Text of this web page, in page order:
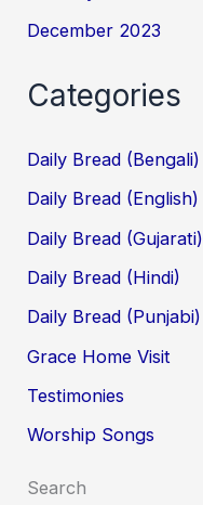
December 2023
Categories
Daily Bread (Bengali)
Daily Bread (English)
Daily Bread (Gujarati)
Daily Bread (Hindi)
Daily Bread (Punjabi)
Grace Home Visit
Testimonies
Worship Songs
Search